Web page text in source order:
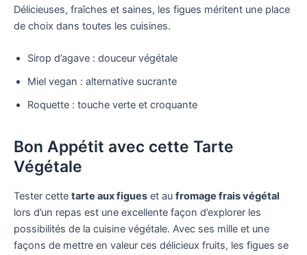
Délicieuses, fraîches et saines, les figues méritent une place
de choix dans toutes les cuisines.
Sirop d’agave : douceur végétale
Miel vegan : alternative sucrante
Roquette : touche verte et croquante
Bon Appétit avec cette Tarte
Végétale
Tester cette tarte aux figues et au fromage frais végétal
lors d’un repas est une excellente façon d’explorer les
possibilités de la cuisine végétale. Avec ses mille et une
façons de mettre en valeur ces délicieux fruits, les figues se